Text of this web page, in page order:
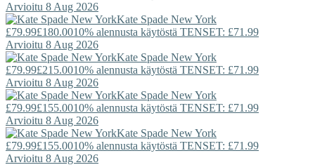
Arvioitu 8 Aug 2026
Kate Spade New York
£79.99£180.0010% alennusta käytöstä TENSET: £71.99
Arvioitu 8 Aug 2026
Kate Spade New York
£79.99£215.0010% alennusta käytöstä TENSET: £71.99
Arvioitu 8 Aug 2026
Kate Spade New York
£79.99£155.0010% alennusta käytöstä TENSET: £71.99
Arvioitu 8 Aug 2026
Kate Spade New York
£79.99£155.0010% alennusta käytöstä TENSET: £71.99
Arvioitu 8 Aug 2026